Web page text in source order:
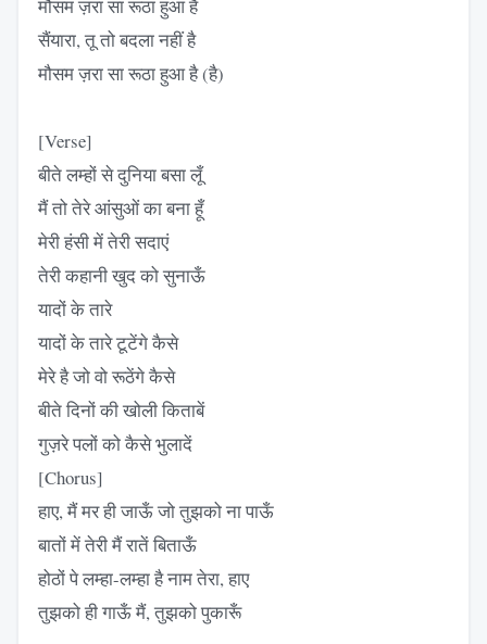
मौसम ज़रा सा रूठा हुआ है
सैंयारा, तू तो बदला नहीं है
मौसम ज़रा सा रूठा हुआ है (है)
[Verse]
बीते लम्हों से दुनिया बसा लूँ
मैं तो तेरे आंसुओं का बना हूँ
मेरी हंसी में तेरी सदाएं
तेरी कहानी खुद को सुनाऊँ
यादों के तारे
यादों के तारे टूटेंगे कैसे
मेरे है जो वो रूठेंगे कैसे
बीते दिनों की खोली किताबें
गुज़रे पलों को कैसे भुलादें
[Chorus]
हाए, मैं मर ही जाऊँ जो तुझको ना पाऊँ
बातों में तेरी मैं रातें बिताऊँ
होठों पे लम्हा-लम्हा है नाम तेरा, हाए
तुझको ही गाऊँ मैं, तुझको पुकारूँ